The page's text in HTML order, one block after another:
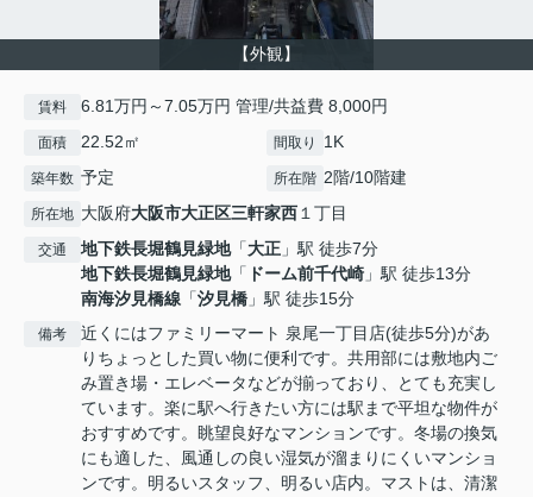
【外観】
賃料 6.81万円～7.05万円 管理/共益費 8,000円
面積 22.52㎡ 間取り 1K
築年数 予定 所在階 2階/10階建
所在地 大阪府大阪市大正区三軒家西 １丁目
交通 地下鉄長堀鶴見緑地「大正 」駅 徒歩7分
地下鉄長堀鶴見緑地「 ドーム前千代崎 」駅 徒歩13分
南海汐見橋線 「汐見橋 」駅 徒歩15分
備考
近くにはファミリーマート 泉尾一丁目店(徒歩5分)があ
りちょっとした買い物に便利です。共用部には敷地内ご
み置き場・エレベータなどが揃っており、とても充実し
ています。楽に駅へ行きたい方には駅まで平坦な物件が
おすすめです。眺望良好なマンションです。冬場の換気
にも適した、風通しの良い湿気が溜まりにくいマンショ
ンです。明るいスタッフ、明るい店内。マストは、清潔